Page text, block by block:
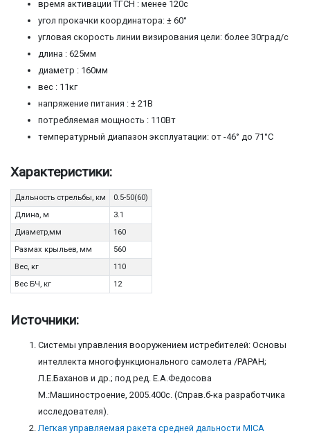
время активации ТГСН : менее 120с
угол прокачки координатора: ± 60°
угловая скорость линии визирования цели: более 30град/c
длина : 625мм
диаметр : 160мм
вес : 11кг
напряжение питания : ± 21В
потребляемая мощность : 110Вт
температурный диапазон эксплуатации: от -46° до 71°C
Характеристики:
Дальность стрельбы, км
0.5-50(60)
Длина, м
3.1
Диаметр,мм
160
Размах крыльев, мм
560
Вес, кг
110
Вес БЧ, кг
12
Источники:
Системы управления вооружением истребителей: Основы
интеллекта многофункционального самолета /РАРАН;
Л.Е.Баханов и др.; под ред. Е.А.Федосова
М.:Машиностроение, 2005.400с. (Справ.б-ка разработчика
исследователя).
Легкая управляемая ракета средней дальности MICA